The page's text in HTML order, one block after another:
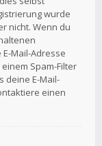
wurde
nicht. Wenn du
Mail-Adresse
Spam-Filter
deine E-Mail-
einen